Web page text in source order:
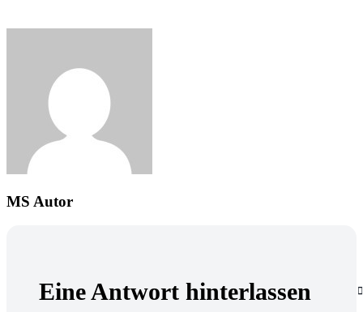
MS Autor
Eine Antwort hinterlassen